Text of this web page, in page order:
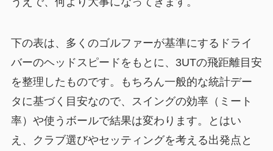
下の表は、多くのゴルファーが基準にするドライ
バーのヘッドスピードをもとに、3UTの飛距離目安
を整理したものです。もちろん一般的な統計デー
タに基づく目安なので、スイングの効率（ミート
率）や使うボールで結果は変わります。とはい
え、クラブ選びやセッティングを考える出発点と